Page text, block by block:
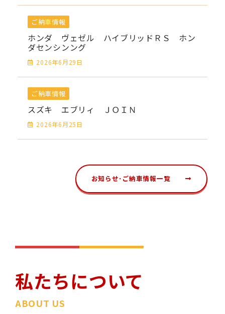
ご納車情報
ホンダ ヴェゼル ハイブリッドＲＳ ホン
ダセンシンング
2026年6月29日
ご納車情報
スズキ エブリィ ＪＯＩＮ
2026年6月25日
お知らせ･ご納車情報一覧
私たちについて
ABOUT US